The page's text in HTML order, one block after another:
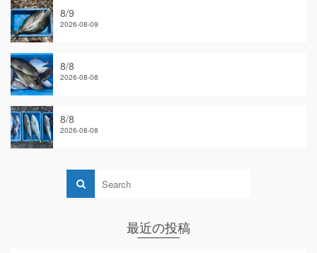
8/9
2026-08-09
8/8
2026-08-08
8/8
2026-08-08
最近の投稿